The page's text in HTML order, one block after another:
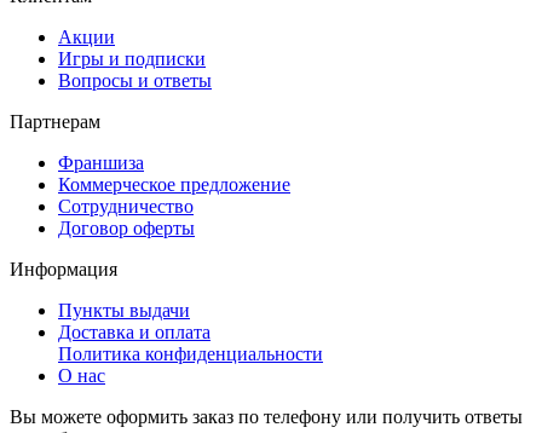
Акции
Игры и подписки
Вопросы и ответы
Партнерам
Франшиза
Коммерческое предложение
Сотрудничество
Договор оферты
Информация
Пункты выдачи
Доставка и оплата
Политика конфиденциальности
О нас
Вы можете оформить заказ по телефону или получить ответы